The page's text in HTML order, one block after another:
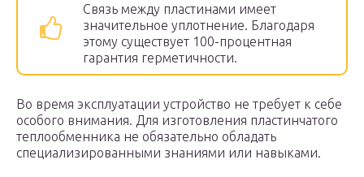
Связь между пластинами имеет
значительное уплотнение. Благодаря
этому существует 100-процентная
гарантия герметичности.
Во время эксплуатации устройство не требует к себе
особого внимания. Для изготовления пластинчатого
теплообменника не обязательно обладать
специализированными знаниями или навыками.